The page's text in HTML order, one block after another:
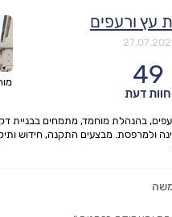
עץ ורעפים
49
חוות דעת
בהנהלת מוחמד, מתמחים בבניית
ולמרפסת. מבצעים התקנה, חידוש